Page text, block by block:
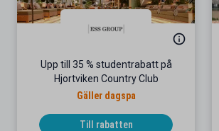
Upp till 35 % studentrabatt på
Hjortviken Country Club
Gäller dagspa
Till rabatten